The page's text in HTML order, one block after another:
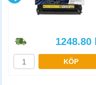
1248.80
KÖP